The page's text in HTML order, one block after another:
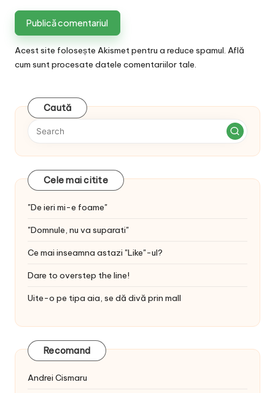
Acest site folosește Akismet pentru a reduce spamul. Află
cum sunt procesate datele comentariilor tale.
Caută
Cele mai citite
"De ieri mi-e foame"
"Domnule, nu va suparati"
Ce mai inseamna astazi "Like"-ul?
Dare to overstep the line!
Uite-o pe tipa aia, se dă divă prin mall
Recomand
Andrei Cismaru